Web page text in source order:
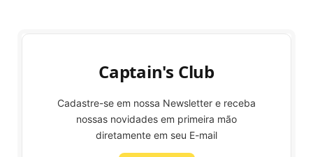
Captain's Club
Cadastre-se em nossa Newsletter e receba
nossas novidades em primeira mão
diretamente em seu E-mail